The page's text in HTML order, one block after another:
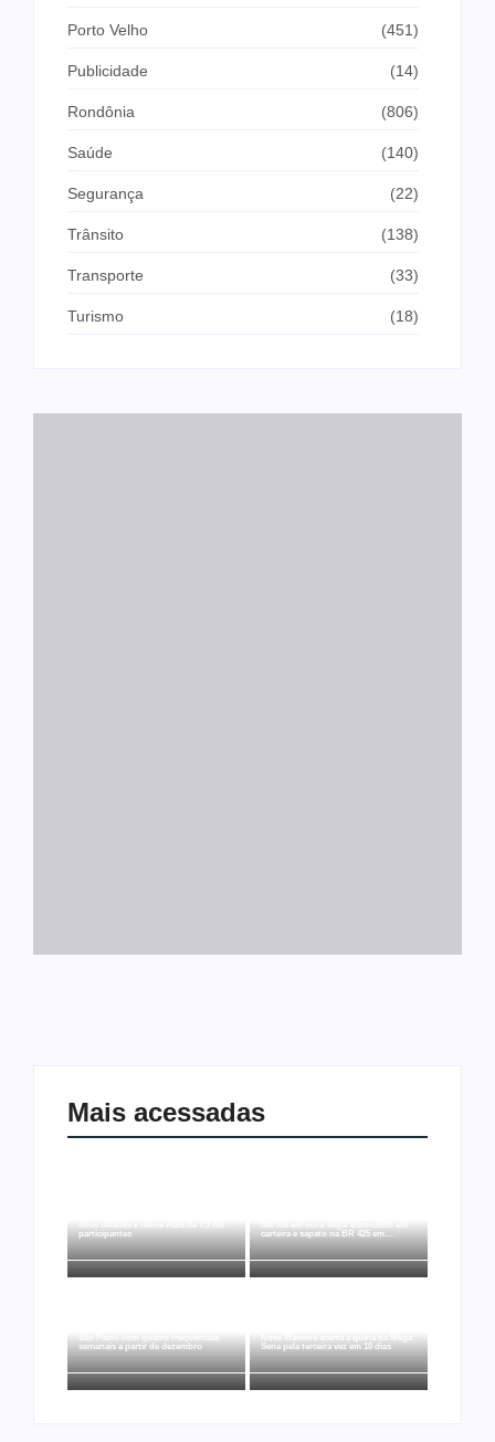
Porto Velho (451)
Publicidade (14)
Rondônia (806)
Saúde (140)
Segurança (22)
Trânsito (138)
Transporte (33)
Turismo (18)
Mais acessadas
nove cidades e reúne mais de 7,3 mil
participantes
carteira e sapato na BR 425 em…
semanais a partir de dezembro
Sena pela terceira vez em 10 dias